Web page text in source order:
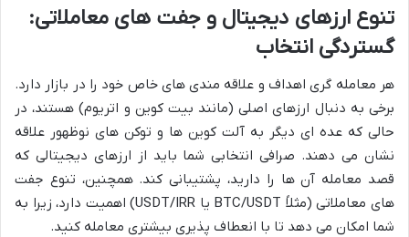
تنوع ارزهای دیجیتال و جفت های معاملاتی:
گستردگی انتخاب
هر معامله گری اهداف و علاقه مندی های خاص خود را در بازار دارد.
برخی به دنبال ارزهای اصلی (مانند بیت کوین و اتریوم) هستند، در
حالی که عده ای دیگر به آلت کوین ها و توکن های نوظهور علاقه
نشان می دهند. صرافی انتخابی شما باید از ارزهای دیجیتالی که
قصد معامله آن ها را دارید، پشتیبانی کند. همچنین، تنوع جفت
های معاملاتی (مثلاً BTC/USDT یا USDT/IRR) اهمیت دارد، زیرا به
شما امکان می دهد تا با انعطاف پذیری بیشتری معامله کنید.